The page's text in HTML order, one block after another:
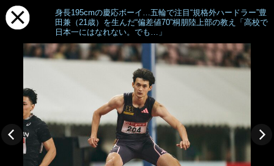
身長195cmの慶応ボーイ…五輪で注目“規格外ハードラー”豊
田兼（21歳）を生んだ“偏差値70”桐朋陸上部の教え「高校で
日本一にはなれない。でも…」